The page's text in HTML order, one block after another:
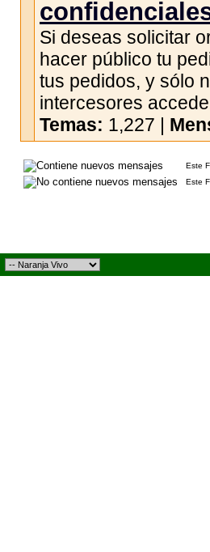
Si deseas solicitar
hacer público tu
tus pedidos, y sólo
intercesores
Temas: 1,227 |
Este
Este